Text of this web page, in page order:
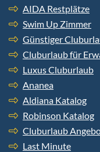
AIDA Restplätze
Swim Up Zimmer
Günstiger
Cluburlaub für
Luxus Cluburlaub
Ananea
Aldiana Katalog
Robinson Katalog
Cluburlaub
Last Minute